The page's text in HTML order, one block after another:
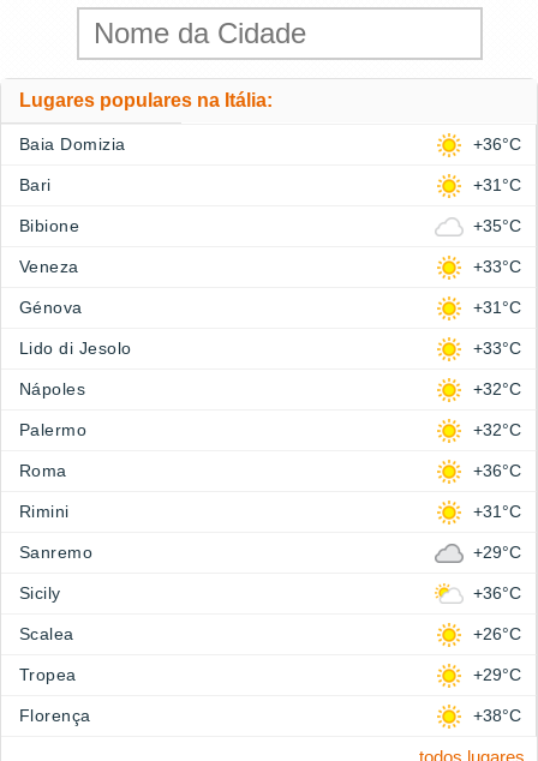
Lugares populares na Itália:
Baia Domizia +36°C
Bari +31°C
Bibione +35°C
Veneza +33°C
Génova +31°C
Lido di Jesolo +33°C
Nápoles +32°C
Palermo +32°C
Roma +36°C
Rimini +31°C
Sanremo +29°C
Sicily +36°C
Scalea +26°C
Tropea +29°C
Florença +38°C